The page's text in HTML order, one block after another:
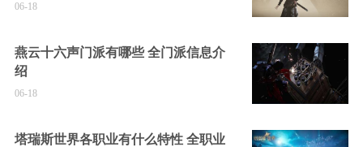
06-18
燕云十六声门派有哪些 全门派信息介
绍
06-18
塔瑞斯世界各职业有什么特性 全职业